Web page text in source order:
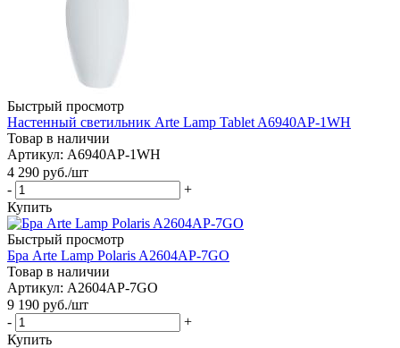
Быстрый просмотр
Настенный светильник Arte Lamp Tablet A6940AP-1WH
Товар в наличии
Артикул: A6940AP-1WH
4 290 руб./шт
-
+
Купить
Быстрый просмотр
Бра Arte Lamp Polaris A2604AP-7GO
Товар в наличии
Артикул: A2604AP-7GO
9 190 руб./шт
-
+
Купить